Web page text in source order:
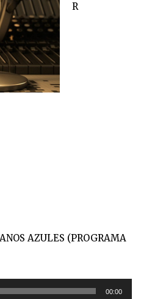
R
AZULES (PROGRAMA
00:00